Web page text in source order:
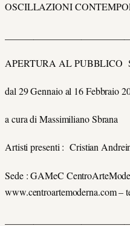
OSCILLAZIONI
APERTURA AL PUBBLICO
dal 29 Gennaio al 16 Febbraio
a cura di Massimiliano Sbrana
Artisti presenti : Cristian
Sede : GAMeC
www.centroartemoderna.com –